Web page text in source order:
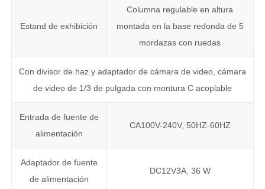
Estand de exhibición
Columna regulable en altura
montada en la base redonda de 5
mordazas con ruedas
Con divisor de haz y adaptador de cámara de video, cámara
de video de 1/3 de pulgada con montura C acoplable
Entrada de fuente de
alimentación
CA100V-240V, 50HZ-60HZ
Adaptador de fuente
de alimentación
DC12V3A, 36 W